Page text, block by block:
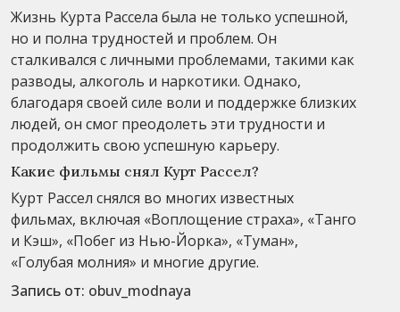
Жизнь Курта Рассела была не только успешной,
но и полна трудностей и проблем. Он
сталкивался с личными проблемами, такими как
разводы, алкоголь и наркотики. Однако,
благодаря своей силе воли и поддержке близких
людей, он смог преодолеть эти трудности и
продолжить свою успешную карьеру.
Какие фильмы снял Курт Рассел?
Курт Рассел снялся во многих известных
фильмах, включая «Воплощение страха», «Танго
и Кэш», «Побег из Нью-Йорка», «Туман»,
«Голубая молния» и многие другие.
Запись от: obuv_modnaya